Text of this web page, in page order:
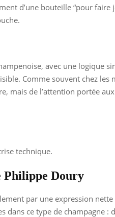
d’une bouteille “pour faire
avec une logique
Comme souvent chez les
mais de l’attention portée
technique.
Philippe Doury
par une expression
dans ce type de champagne